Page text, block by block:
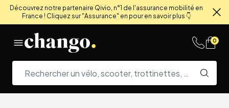
Découvrez notre partenaire Qivio, n°1 de l'assurance mobilité en
France ! Cliquez sur "Assurance" en pour en savoir plus 👇
0